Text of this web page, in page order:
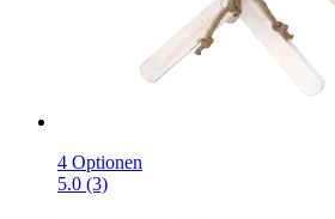
4 Optionen
5.0 (3)